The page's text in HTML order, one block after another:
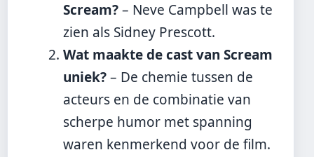
Scream?– Neve Campbell was te
zien als Sidney Prescott.
Wat maakte de cast van Scream
uniek?– De chemie tussen de
acteurs en de combinatie van
scherpe humor met spanning
waren kenmerkend voor de film.